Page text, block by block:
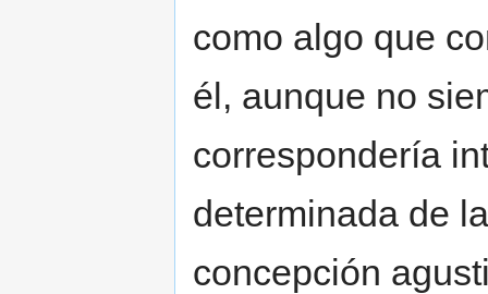
como algo que
él, aunque no
correspondería
determinada de
concepción